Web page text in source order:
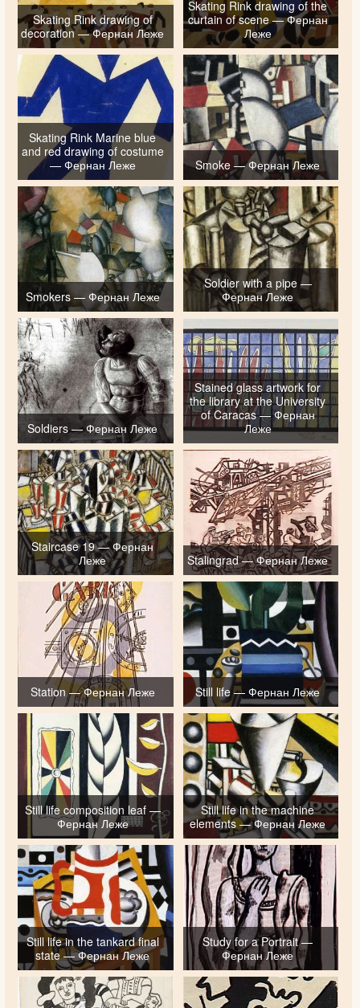
Skating Rink drawing of
decoration — Фернан Леже
Skating Rink drawing of the
curtain of scene — Фернан
Леже
Skating Rink Marine blue
and red drawing of costume
— Фернан Леже
Smoke — Фернан Леже
Smokers — Фернан Леже
Soldier with a pipe —
Фернан Леже
Soldiers — Фернан Леже
Stained glass artwork for
the library at the University
of Caracas — Фернан
Леже
Staircase 19 — Фернан
Леже
Stalingrad — Фернан Леже
Station — Фернан Леже Still life — Фернан Леже
Still life composition leaf —
Фернан Леже
Still life in the machine
elements — Фернан Леже
Still life in the tankard final
state — Фернан Леже
Study for a Portrait —
Фернан Леже